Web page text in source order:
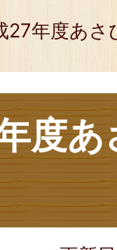
27年度あさ
度あ